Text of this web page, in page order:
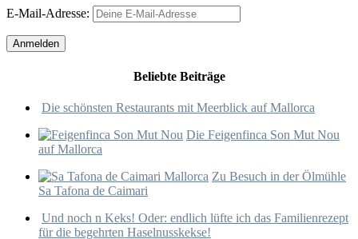
E-Mail-Adresse:
Beliebte Beiträge
Die schönsten Restaurants mit Meerblick auf Mallorca
Die Feigenfinca Son Mut Nou
auf Mallorca
Zu Besuch in der Ölmühle
Sa Tafona de Caimari
Und noch n Keks! Oder: endlich lüfte ich das Familienrezept
für die begehrten Haselnusskekse!